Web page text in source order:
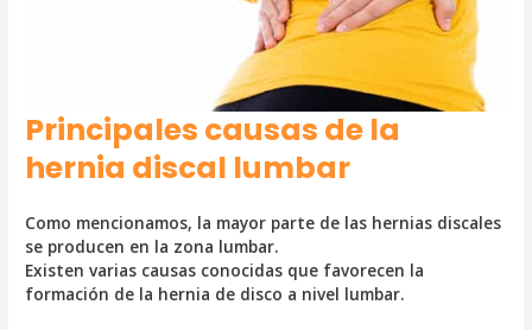
Principales causas de la
hernia discal lumbar
Como mencionamos, la mayor parte de las hernias discales
se producen en la zona lumbar.
Existen varias causas conocidas que favorecen la
formación de la hernia de disco a nivel lumbar.